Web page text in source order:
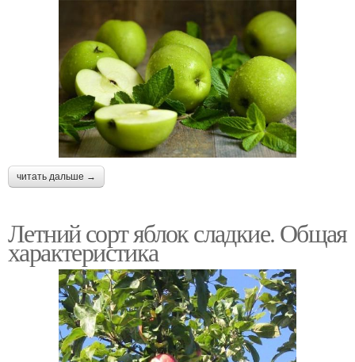
читать дальше →
Летний сорт яблок сладкие. Общая
характеристика